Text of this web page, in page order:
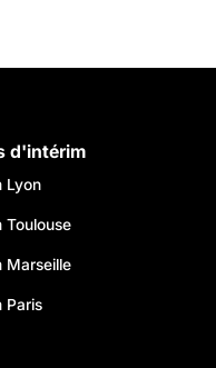
d'intérim
Lyon
Toulouse
Marseille
Paris